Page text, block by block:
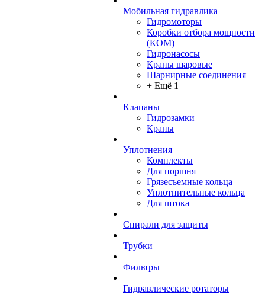
Мобильная гидравлика
Гидромоторы
Коробки отбора мощности
(КОМ)
Гидронасосы
Краны шаровые
Шарнирные соединения
+ Ещё 1
Клапаны
Гидрозамки
Краны
Уплотнения
Комплекты
Для поршня
Грязесъемные кольца
Уплотнительные кольца
Для штока
Спирали для защиты
Трубки
Фильтры
Гидравлические ротаторы